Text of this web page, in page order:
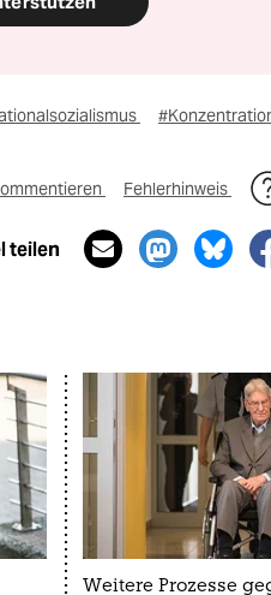
Fehlerhinweis
teilen
Weitere Prozesse